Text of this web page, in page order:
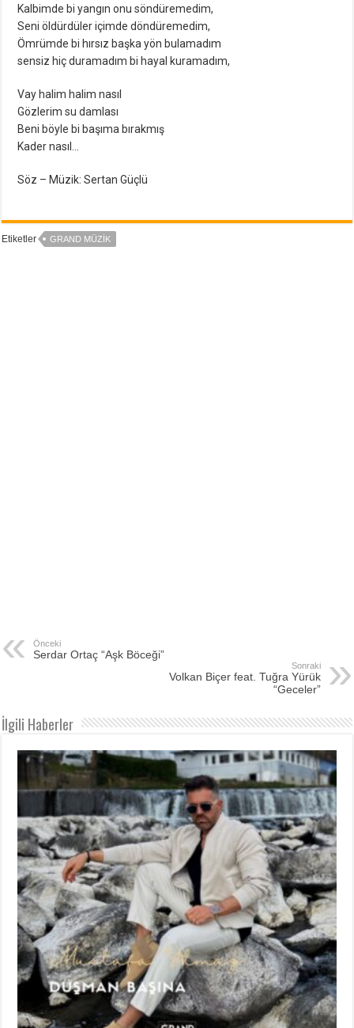
Kalbimde bi yangın onu söndüremedim,
Seni öldürdüler içimde döndüremedim,
Ömrümde bi hırsız başka yön bulamadım
sensiz hiç duramadım bi hayal kuramadım,
Vay halim halim nasıl
Gözlerim su damlası
Beni böyle bi başıma bırakmış
Kader nasıl…
Söz – Müzik: Sertan Güçlü
Etiketler GRAND MÜZIK
Önceki
Serdar Ortaç “Aşk Böceği”
Sonraki
Volkan Biçer feat. Tuğra Yürük
“Geceler”
İlgili Haberler